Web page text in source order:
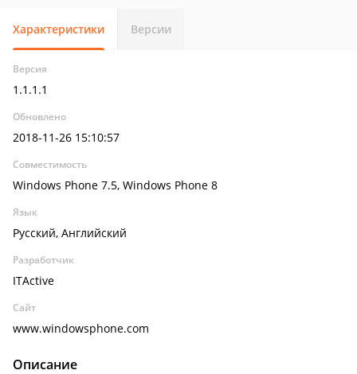
Характеристики Версии
Версия
1.1.1.1
Обновлено
2018-11-26 15:10:57
Совместимость
Windows Phone 7.5, Windows Phone 8
Язык
Русский, Английский
Разработчик
ITActive
Сайт
www.windowsphone.com
Описание